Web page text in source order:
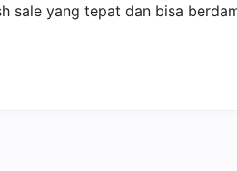
sale yang tepat dan bisa